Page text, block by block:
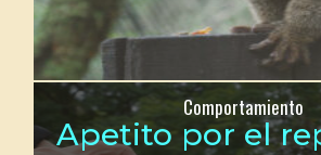
Comportamiento
Apetito por el